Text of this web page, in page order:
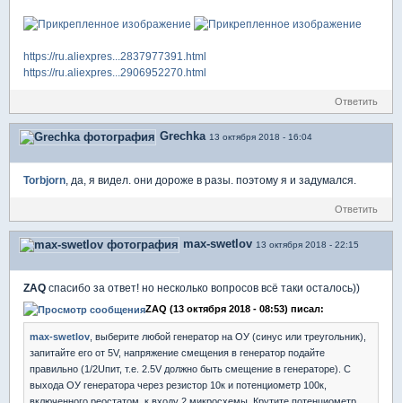
https://ru.aliexpres...2837977391.html
https://ru.aliexpres...2906952270.html
Ответить
Grechka 13 октября 2018 - 16:04
Torbjorn, да, я видел. они дороже в разы. поэтому я и задумался.
Ответить
max-swetlov 13 октября 2018 - 22:15
ZAQ спасибо за ответ! но несколько вопросов всё таки осталось))
ZAQ (13 октября 2018 - 08:53) писал:
max-swetlov , выберите любой генератор на ОУ (синус или треугольник),
запитайте его от 5V, напряжение смещения в генератор подайте
правильно (1/2Uпит, т.е. 2.5V должно быть смещение в генераторе). С
выхода ОУ генератора через резистор 10к и потенциометр 100к,